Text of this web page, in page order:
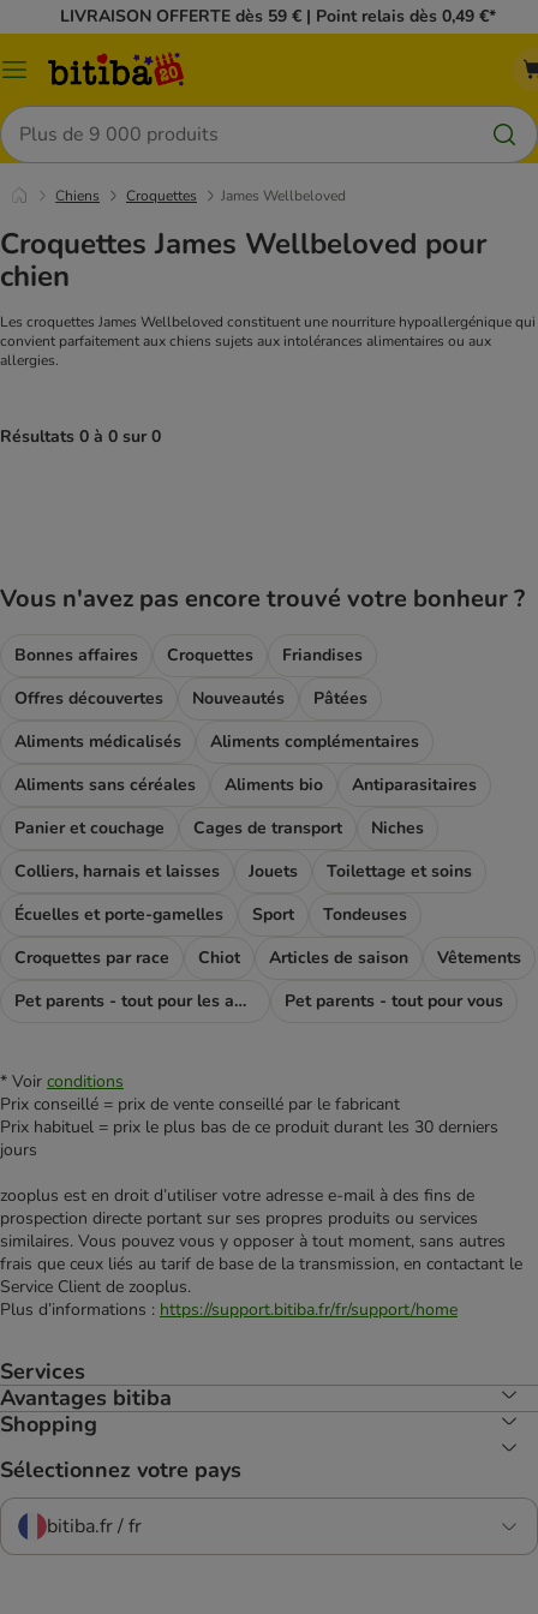
LIVRAISON OFFERTE dès 59 € | Point relais dès 0,49 €*
Menu
Rechercher
Chiens Croquettes James Wellbeloved
Croquettes James Wellbeloved pour
chien
Les croquettes James Wellbeloved constituent une nourriture hypoallergénique qui
convient parfaitement aux chiens sujets aux intolérances alimentaires ou aux
allergies.
Résultats 0 à 0 sur 0
Vous n'avez pas encore trouvé votre bonheur ?
Bonnes affaires Croquettes
Friandises
Offres découvertes
Nouveautés
Pâtées
Aliments médicalisés
Aliments complémentaires
Aliments sans céréales
Aliments bio
Antiparasitaires
Panier et couchage
Cages de transport
Niches
Colliers, harnais et laisses
Jouets
Toilettage et soins
Écuelles et porte-gamelles
Sport
Tondeuses
Croquettes par race
Chiot Articles de saison
Vêtements
Pet parents - tout pour les amoureux des chiens
Pet parents - tout pour vous
* Voir conditions
Prix conseillé = prix de vente conseillé par le fabricant
Prix habituel = prix le plus bas de ce produit durant les 30 derniers
jours
zooplus est en droit d’utiliser votre adresse e‑mail à des fins de
prospection directe portant sur ses propres produits ou services
similaires. Vous pouvez vous y opposer à tout moment, sans autres
frais que ceux liés au tarif de base de la transmission, en contactant le
Service Client de zooplus.
Plus d’informations : https://support.bitiba.fr/fr/support/home
Services
Avantages bitiba
Shopping
Sélectionnez votre pays
bitiba.fr / fr